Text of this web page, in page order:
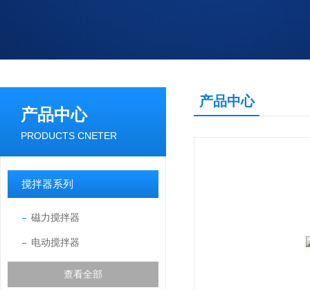
产品中心
PRODUCTS CNETER
搅拌器系列
磁力搅拌器
电动搅拌器
查看全部
产品中心